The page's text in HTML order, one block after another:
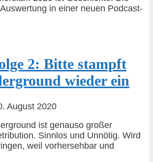
in einer neuen Podcast-
2: Bitte stampft
wieder ein
August 2020
ist genauso großer
Sinnlos und Unnötig. Wird
weil vorhersehbar und